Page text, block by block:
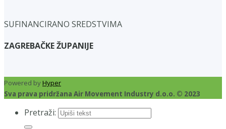
SUFINANCIRANO SREDSTVIMA
ZAGREBAČKE ŽUPANIJE
Powered byHyper
Sva prava pridržana Air Movement Industry d.o.o. © 2023
Pretraži: